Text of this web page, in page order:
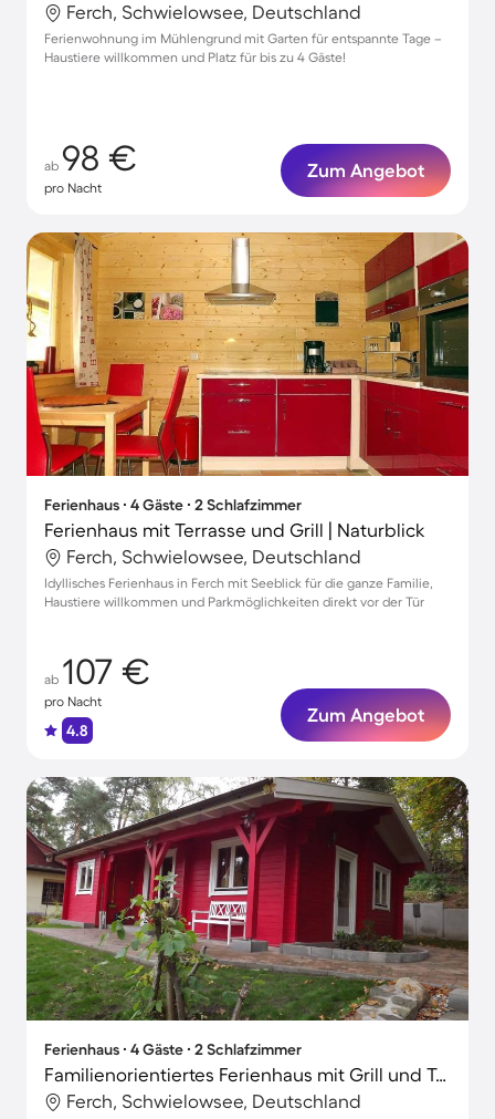
Ferch, Schwielowsee, Deutschland
Ferienwohnung im Mühlengrund mit Garten für entspannte Tage –
Haustiere willkommen und Platz für bis zu 4 Gäste!
ab 98 €
pro Nacht
Zum Angebot
Ferienhaus ∙ 4 Gäste ∙ 2 Schlafzimmer
Ferienhaus mit Terrasse und Grill | Naturblick
Ferch, Schwielowsee, Deutschland
Idyllisches Ferienhaus in Ferch mit Seeblick für die ganze Familie,
Haustiere willkommen und Parkmöglichkeiten direkt vor der Tür
ab 107 €
pro Nacht
4.8
Zum Angebot
Ferienhaus ∙ 4 Gäste ∙ 2 Schlafzimmer
Familienorientiertes Ferienhaus mit Grill und Terrasse | Naturblick | Strand in der Nähe
Ferch, Schwielowsee, Deutschland